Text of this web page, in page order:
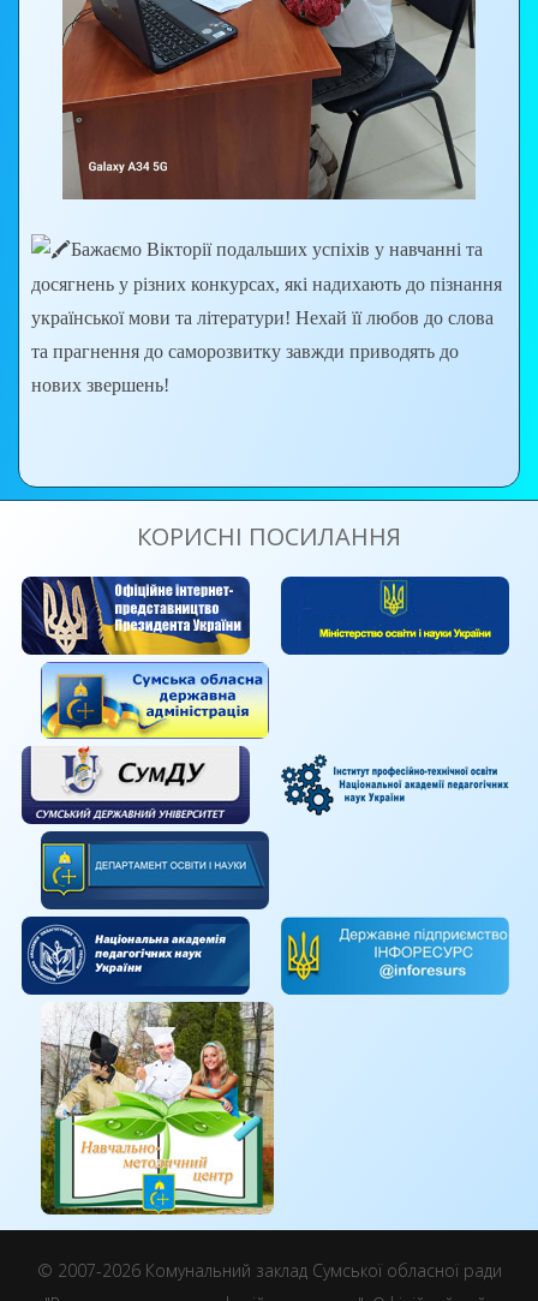
Бажаємо Вікторії подальших успіхів у навчанні та
досягнень у різних конкурсах, які надихають до пізнання
української мови та літератури! Нехай її любов до слова
та прагнення до саморозвитку завжди приводять до
нових звершень!
КОРИСНІ ПОСИЛАННЯ
© 2007-2026 Комунальний заклад Сумської обласної ради